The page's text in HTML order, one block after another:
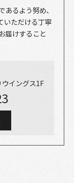
るよう努め、
いただける丁寧
届けすること
イングス1F